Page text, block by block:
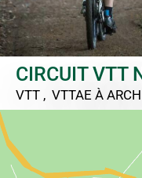
CIRCUIT VTT
VTT , VTTAE À